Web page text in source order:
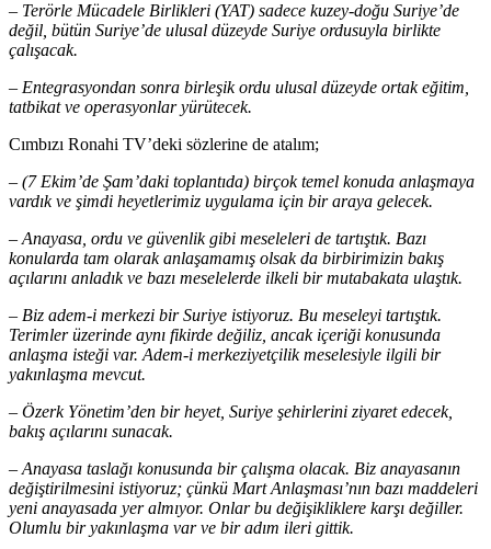
– Terörle Mücadele Birlikleri (YAT) sadece kuzey-doğu Suriye’de
değil, bütün Suriye’de ulusal düzeyde Suriye ordusuyla birlikte
çalışacak.
– Entegrasyondan sonra birleşik ordu ulusal düzeyde ortak eğitim,
tatbikat ve operasyonlar yürütecek.
Cımbızı Ronahi TV’deki sözlerine de atalım;
– (7 Ekim’de Şam’daki toplantıda) birçok temel konuda anlaşmaya
vardık ve şimdi heyetlerimiz uygulama için bir araya gelecek.
– Anayasa, ordu ve güvenlik gibi meseleleri de tartıştık. Bazı
konularda tam olarak anlaşamamış olsak da birbirimizin bakış
açılarını anladık ve bazı meselelerde ilkeli bir mutabakata ulaştık.
– Biz adem-i merkezi bir Suriye istiyoruz. Bu meseleyi tartıştık.
Terimler üzerinde aynı fikirde değiliz, ancak içeriği konusunda
anlaşma isteği var. Adem-i merkeziyetçilik meselesiyle ilgili bir
yakınlaşma mevcut.
– Özerk Yönetim’den bir heyet, Suriye şehirlerini ziyaret edecek,
bakış açılarını sunacak.
– Anayasa taslağı konusunda bir çalışma olacak. Biz anayasanın
değiştirilmesini istiyoruz; çünkü Mart Anlaşması’nın bazı maddeleri
yeni anayasada yer almıyor. Onlar bu değişikliklere karşı değiller.
Olumlu bir yakınlaşma var ve bir adım ileri gittik.